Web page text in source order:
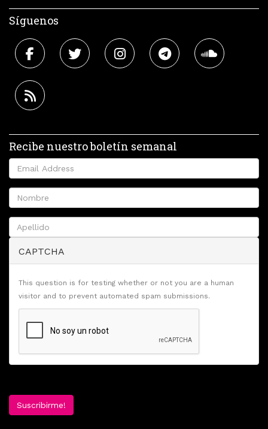
Síguenos
Recibe nuestro boletín semanal
CAPTCHA
This question is for testing whether or not you are a human
visitor and to prevent automated spam submissions.
Suscribirme!